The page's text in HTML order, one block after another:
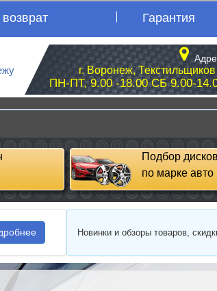
Гарантия
г. Воронеж,
ПН-ПТ, 9.00 -18.00 СБ 9.00-
Подбор дисков
по марке авто
Новинки и обзоры товаров,